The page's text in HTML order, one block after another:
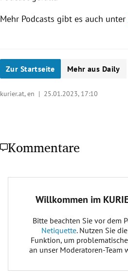
Mehr Podcasts gibt es auch unter
Zur Startseite Mehr aus Daily
kurier.at, en | 25.01.2023, 17:10
Kommentare